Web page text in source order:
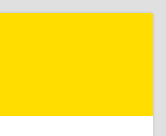
г, Ново-